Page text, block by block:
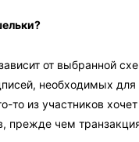
от выбранной
необходимых
то из участников
прежде чем